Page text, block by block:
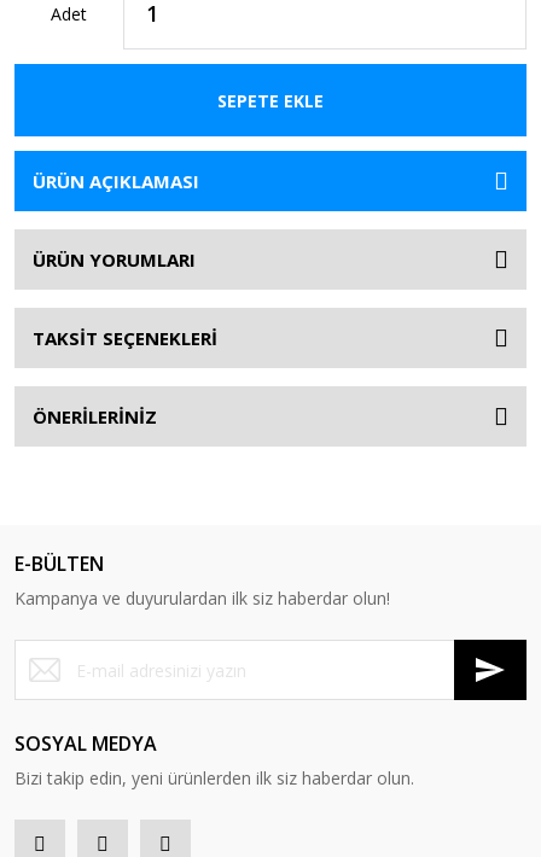
Adet
SEPETE EKLE
ÜRÜN AÇIKLAMASI
ÜRÜN YORUMLARI
TAKSİT SEÇENEKLERİ
ÖNERİLERİNİZ
E-BÜLTEN
Kampanya ve duyurulardan ilk siz haberdar olun!
SOSYAL MEDYA
Bizi takip edin, yeni ürünlerden ilk siz haberdar olun.